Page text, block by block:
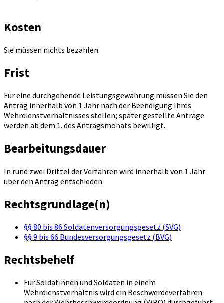
Kosten
Sie müssen nichts bezahlen.
Frist
Für eine durchgehende Leistungsgewährung müssen Sie den
Antrag innerhalb von 1 Jahr nach der Beendigung Ihres
Wehrdienstverhältnisses stellen; später gestellte Anträge
werden ab dem 1. des Antragsmonats bewilligt.
Bearbeitungsdauer
In rund zwei Drittel der Verfahren wird innerhalb von 1 Jahr
über den Antrag entschieden.
Rechtsgrundlage(n)
§§ 80 bis 86 Soldatenversorgungsgesetz (SVG)
§§ 9 bis 66 Bundesversorgungsgesetz (BVG)
Rechtsbehelf
Für Soldatinnen und Soldaten in einem
Wehrdienstverhältnis wird ein Beschwerdeverfahren